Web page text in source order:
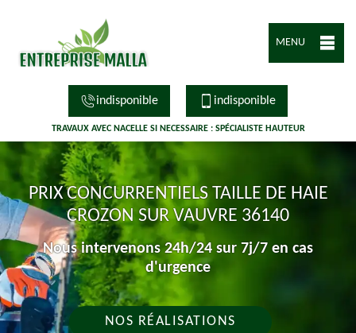
MENU
indisponible indisponible
TRAVAUX AVEC NACELLE SI NECESSAIRE : SPÉCIALISTE HAUTEUR
PRIX CONCURRENTIELS TAILLE DE HAIE
CROZON SUR VAUVRE 36140
Nous intervenons 24h/24 sur 7j/7 en cas
d'urgence
NOS RÉALISATIONS